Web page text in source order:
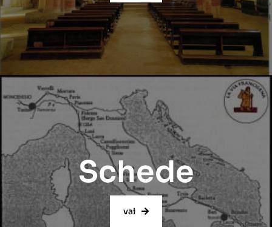
Schede
vai